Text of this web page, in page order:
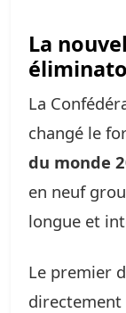
La
La
changé le
du monde
en neuf
longue et
Le premier
directement